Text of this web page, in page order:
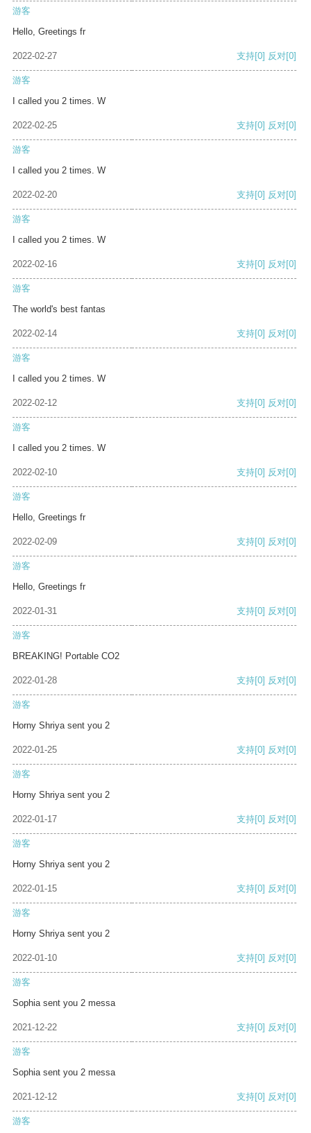
游客
Hello, Greetings fr
2022-02-27 支持[0] 反对[0]
游客
I called you 2 times. W
2022-02-25 支持[0] 反对[0]
游客
I called you 2 times. W
2022-02-20 支持[0] 反对[0]
游客
I called you 2 times. W
2022-02-16 支持[0] 反对[0]
游客
The world's best fantas
2022-02-14 支持[0] 反对[0]
游客
I called you 2 times. W
2022-02-12 支持[0] 反对[0]
游客
I called you 2 times. W
2022-02-10 支持[0] 反对[0]
游客
Hello, Greetings fr
2022-02-09 支持[0] 反对[0]
游客
Hello, Greetings fr
2022-01-31 支持[0] 反对[0]
游客
BREAKING! Portable CO2
2022-01-28 支持[0] 反对[0]
游客
Horny Shriya sent you 2
2022-01-25 支持[0] 反对[0]
游客
Horny Shriya sent you 2
2022-01-17 支持[0] 反对[0]
游客
Horny Shriya sent you 2
2022-01-15 支持[0] 反对[0]
游客
Horny Shriya sent you 2
2022-01-10 支持[0] 反对[0]
游客
Sophia sent you 2 messa
2021-12-22 支持[0] 反对[0]
游客
Sophia sent you 2 messa
2021-12-12 支持[0] 反对[0]
游客